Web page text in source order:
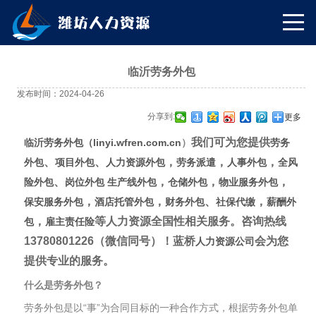
临沂劳务外包
发布时间：2024-04-26
分享到: 更多
临沂劳务外包（linyi.wfren.com.cn） 我们可为您提供劳务
外包、 项目外包、 人力资源外包， 劳务派遣 ， 人事外包， 全风
险外包、 岗位外包生产线外包， 仓储外包， 物业服务外包，
保安服务外包， 酒店托管外包， 财务外包、 社保代缴 ， 薪酬外
包， 雇主责任险等人力资源全国性相关服务。 咨询热线
13780801226（微信同号）
！蓝桥人力资源公司会为您
提供专业的服务。
什么是劳务外包？
劳务外包是以“事”为合同目标的一种合作方式，根据劳务外包单